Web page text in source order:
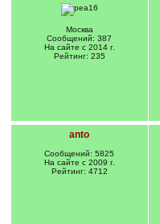
Москва
Сообщений: 387
На сайте с 2014 г.
Рейтинг: 235
anto
Сообщений: 5825
На сайте с 2009 г.
Рейтинг: 4712